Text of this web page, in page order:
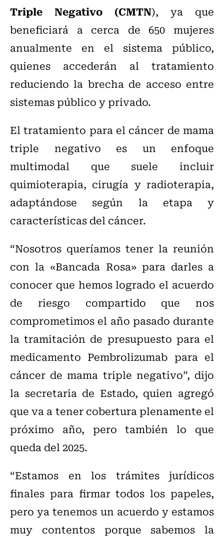
Triple Negativo (CMTN), ya que
beneficiará a cerca de 650 mujeres
anualmente en el sistema público,
quienes accederán al tratamiento
reduciendo la brecha de acceso entre
sistemas público y privado.
El tratamiento para el cáncer de mama
triple negativo es un enfoque
multimodal que suele incluir
quimioterapia, cirugía y radioterapia,
adaptándose según la etapa y
características del cáncer.
“Nosotros queríamos tener la reunión
con la «Bancada Rosa» para darles a
conocer que hemos logrado el acuerdo
de riesgo compartido que nos
comprometimos el año pasado durante
la tramitación de presupuesto para el
medicamento Pembrolizumab para el
cáncer de mama triple negativo”, dijo
la secretaria de Estado, quien agregó
que va a tener cobertura plenamente el
próximo año, pero también lo que
queda del 2025.
“Estamos en los trámites jurídicos
finales para firmar todos los papeles,
pero ya tenemos un acuerdo y estamos
muy contentos porque sabemos la